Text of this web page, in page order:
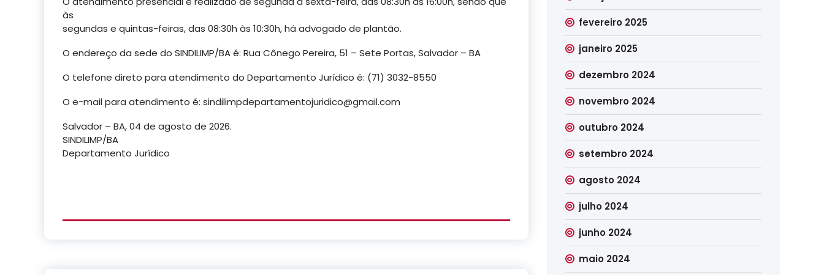
às
segundas e quintas-feiras, das 08:30h às 10:30h, há advogado de plantão.
O endereço da sede do SINDILIMP/BA é: Rua Cônego Pereira, 51 – Sete Portas, Salvador – BA
O telefone direto para atendimento do Departamento Jurídico é: (71) 3032-8550
O e-mail para atendimento é: sindilimpdepartamentojuridico@gmail.com
Salvador – BA, 04 de agosto de 2026.
SINDILIMP/BA
Departamento Jurídico
fevereiro 2025
janeiro 2025
dezembro 2024
novembro 2024
outubro 2024
setembro 2024
agosto 2024
julho 2024
junho 2024
maio 2024